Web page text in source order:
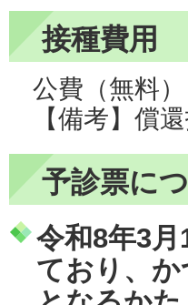
接種費用
公費（無料）
【備考】償
予診票に
令和8年3
ており、か